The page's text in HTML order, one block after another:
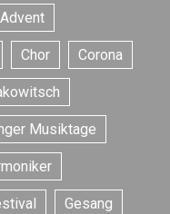
Advent
Chor Corona
Musiktage
Gesang